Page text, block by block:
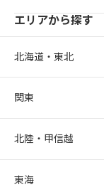
エリアから探す
北海道・東北
関東
北陸・甲信越
東海